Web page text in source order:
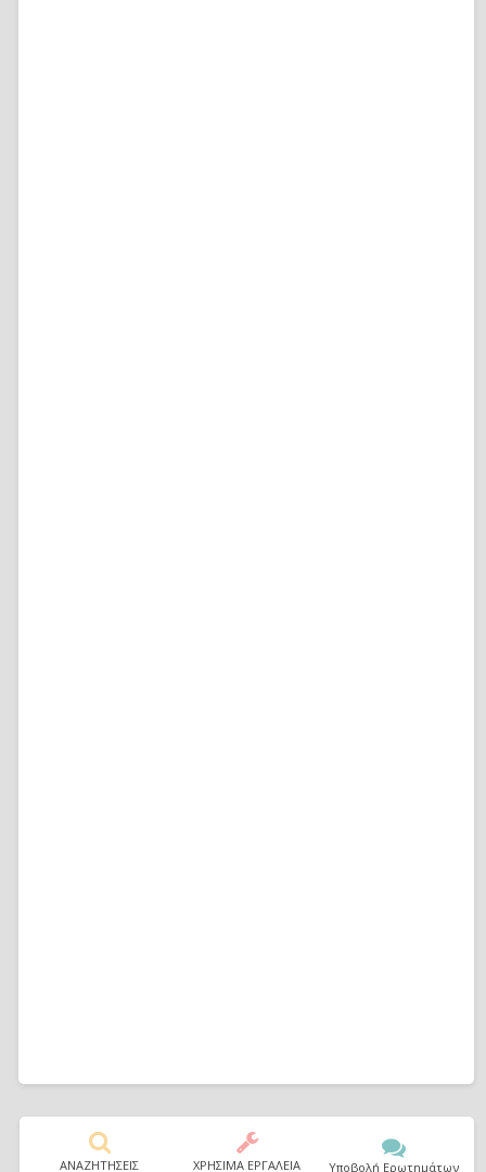
ΑΝΑΖΗΤΗΣΕΙΣ ΧΡΗΣΙΜΑ ΕΡΓΑΛΕΙΑ Υποβολή Ερωτημάτων